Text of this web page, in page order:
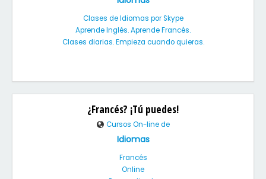
Clases de Idiomas por Skype
Aprende Inglés. Aprende Francés.
Clases diarias. Empieza cuando quieras.
¿Francés? ¡Tú puedes!
Cursos On-line de
Idiomas
Francés
Online